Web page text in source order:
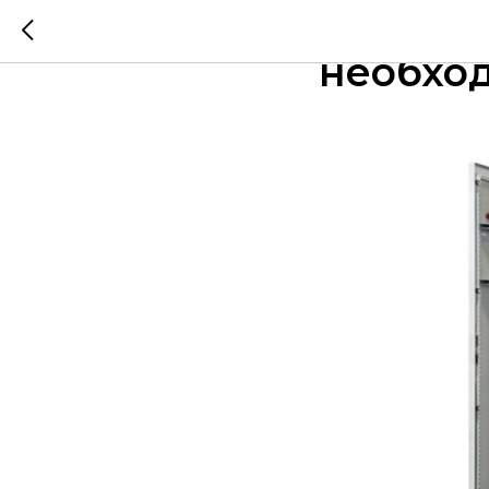
ШУОТ: